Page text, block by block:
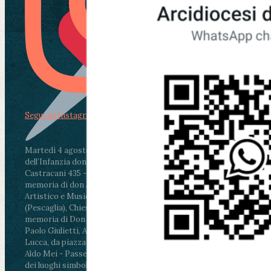
Martedì 4 agosto2026
ore 11:30 - Lucca, Scuola
dell’Infanzia don Aldo Mei - Viale Castruccio
Castracani 435 - Inaugurazione murales in
memoria di don Aldo Mei curato dal Liceo
Artistico e Musicale “Passaglia”
ore 18 - Fiano
(Pescaglia), Chiesa parrocchiale - Messa in
memoria di Don Aldo Mei celebrata da mons.
Paolo Giulietti, Arcivescovo di Lucca
ore 20.30 -
Lucca, da piazza San Michele al Cippo di don
Aldo Mei - Passeggiata della Memoria in alcuni
dei luoghi simbolo della città. Ritrovo alle ore
Segui su Instagram